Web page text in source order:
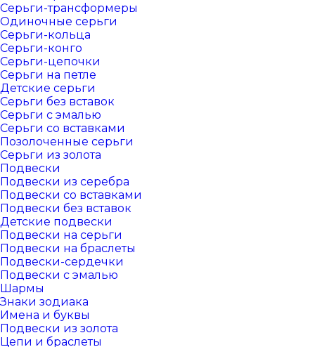
Серьги-трансформеры
Одиночные серьги
Серьги-кольца
Серьги-конго
Серьги-цепочки
Серьги на петле
Детские серьги
Серьги без вставок
Серьги с эмалью
Серьги со вставками
Позолоченные серьги
Серьги из золота
Подвески
Подвески из серебра
Подвески со вставками
Подвески без вставок
Детские подвески
Подвески на серьги
Подвески на браслеты
Подвески-сердечки
Подвески с эмалью
Шармы
Знаки зодиака
Имена и буквы
Подвески из золота
Цепи и браслеты